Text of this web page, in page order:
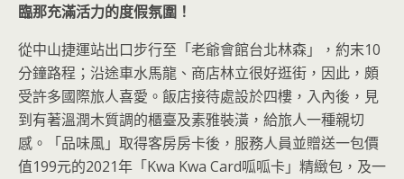
臨那充滿活力的度假氛圍！
從中山捷運站出口步行至「老爺會館台北林森」，約末10
分鐘路程；沿途車水馬龍、商店林立很好逛街，因此，頗
受許多國際旅人喜愛。飯店接待處設於四樓，入內後，見
到有著溫潤木質調的櫃臺及素雅裝潢，給旅人一種親切
感。「品味風」取得客房房卡後，服務人員並贈送一包價
值199元的2021年「Kwa Kwa Card呱呱卡」精緻包，及一